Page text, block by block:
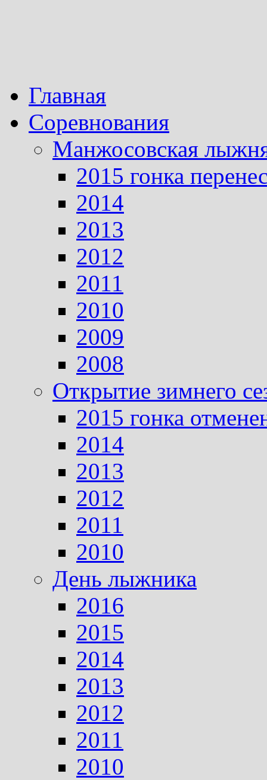
Главная
Соревнования
Манжосовская
2015 гонка
2014
2013
2012
2011
2010
2009
2008
Открытие зимнего
2015 гонка
2014
2013
2012
2011
2010
День лыжника
2016
2015
2014
2013
2012
2011
2010